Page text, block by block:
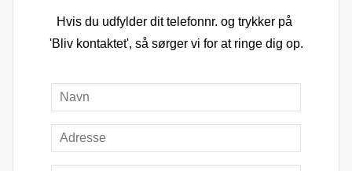
Hvis du udfylder dit telefonnr. og trykker på
'Bliv kontaktet', så sørger vi for at ringe dig op.